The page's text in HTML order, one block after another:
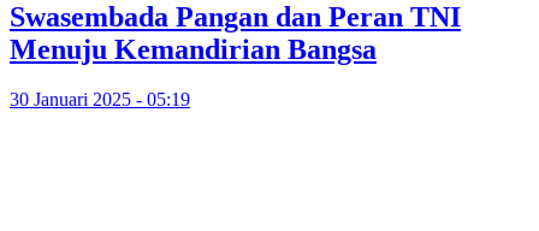
Swasembada Pangan dan Peran TNI
Menuju Kemandirian Bangsa
30 Januari 2025 - 05:19